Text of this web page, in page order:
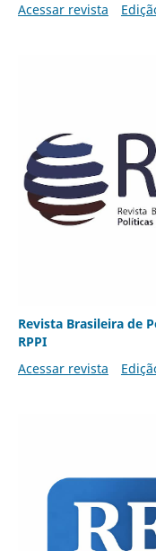
Acessar revista
Revista Brasileira de
RPPI
Acessar revista